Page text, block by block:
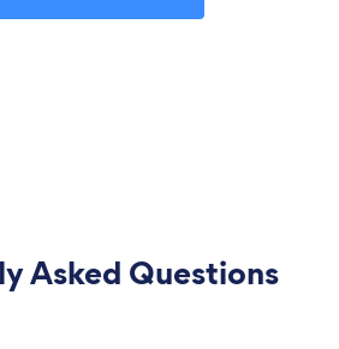
Asked Questions